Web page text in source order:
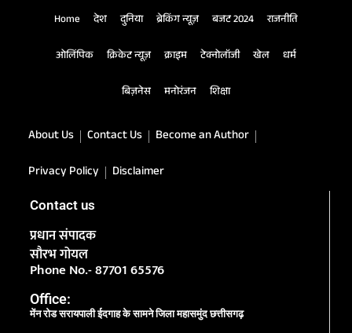
Home देश दुनिया ब्रेकिंग न्यूज़ बजट 2024 राजनीति
ओलिंपिक क्रिकेट न्यूज़ क्राइम टेक्नोलॉजी खेल धर्म
बिज़नेस मनोरंजन शिक्षा
About Us Contact Us
Become an Author
Privacy Policy
Disclaimer
Contact us
प्रधान संपादक
सौरभ गोयल
Phone No.- 87701 65576
Office:
मेंन रोड सरायपाली ईदगाह के सामने जिला महासमुंद छत्तीसगढ़